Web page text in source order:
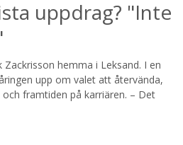
uppdrag? "Inte
hemma i Leksand. I en
upp om valet att återvända,
framtiden på karriären. – Det